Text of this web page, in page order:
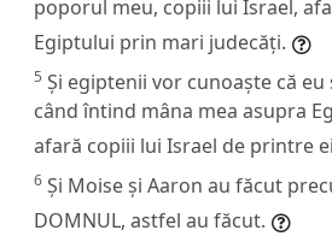
poporul meu, copiii lui Israel,
Egiptului prin mari judecăți.
5 Și egiptenii vor cunoaște că eu
când întind mâna mea asupra
afară copiii lui Israel de printre
6 Și Moise și Aaron au făcut
DOMNUL, astfel au făcut.